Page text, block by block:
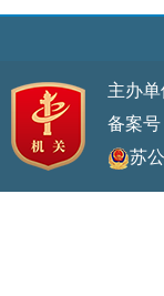
主办
备案号
苏